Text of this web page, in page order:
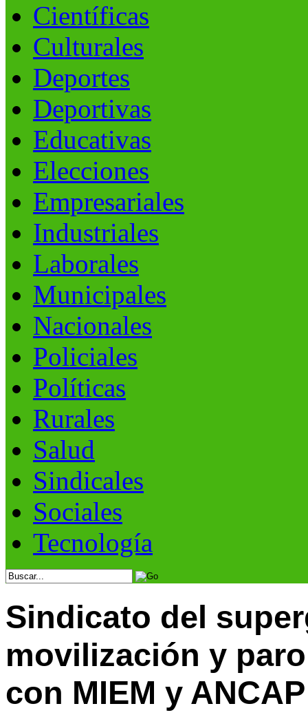
Científicas
Culturales
Deportes
Deportivas
Educativas
Elecciones
Empresariales
Industriales
Laborales
Municipales
Nacionales
Policiales
Políticas
Rurales
Salud
Sindicales
Sociales
Tecnología
Sindicato del
movilización y
con MIEM y ANCAP